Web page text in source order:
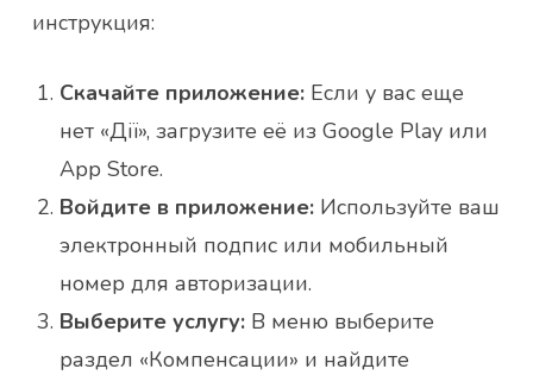
инструкция:
Скачайте приложение:Если у вас еще
нет «Дії», загрузите её из Google Play или
App Store.
Войдите в приложение:Используйте ваш
электронный подпис или мобильный
номер для авторизации.
Выберите услугу:В меню выберите
раздел «Компенсации» и найдите